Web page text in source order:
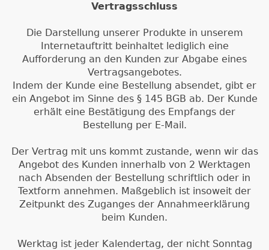
Vertragsschluss
Die Darstellung unserer Produkte in unserem
Internetauftritt beinhaltet lediglich eine
Aufforderung an den Kunden zur Abgabe eines
Vertragsangebotes.
Indem der Kunde eine Bestellung absendet, gibt er
ein Angebot im Sinne des § 145 BGB ab. Der Kunde
erhält eine Bestätigung des Empfangs der
Bestellung per E-Mail.
Der Vertrag mit uns kommt zustande, wenn wir das
Angebot des Kunden innerhalb von 2 Werktagen
nach Absenden der Bestellung schriftlich oder in
Textform annehmen. Maßgeblich ist insoweit der
Zeitpunkt des Zuganges der Annahmeerklärung
beim Kunden.
Werktag ist jeder Kalendertag, der nicht Sonntag